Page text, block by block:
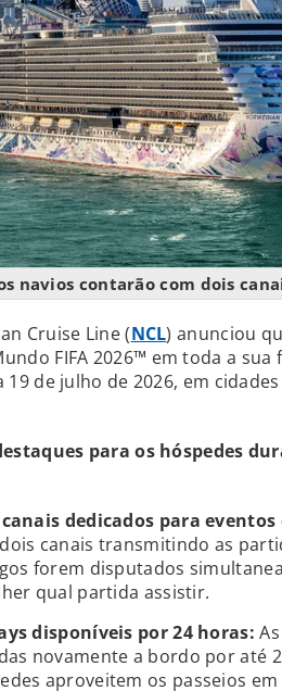
navios contarão com dois
Cruise Line (NCL) anunciou
FIFA 2026™ em toda a
19 de julho de 2026, em
para os hóspedes
dedicados para eventos
canais transmitindo as
forem disputados
qual partida assistir.
disponíveis por 24 horas:
novamente a bordo por até
aproveitem os passeios